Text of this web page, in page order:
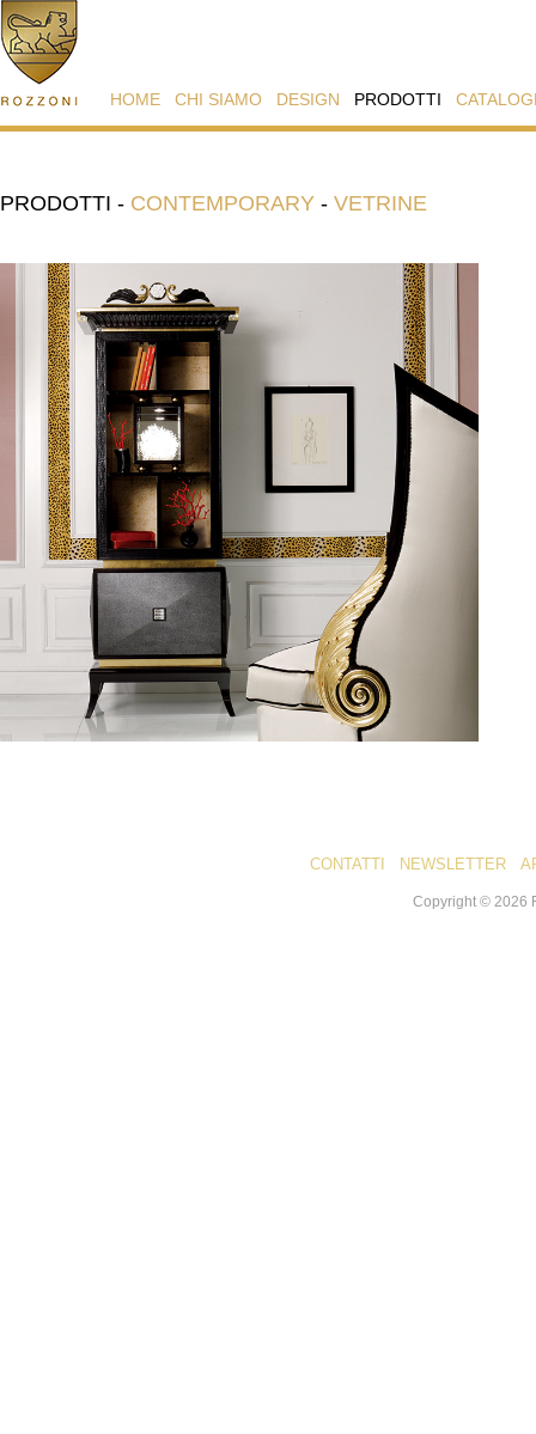
HOME CHI SIAMO DESIGN PRODOTTI
PRODOTTI - CONTEMPORARY - VETRINE
CONTATTI NEWSLETTER
Copyright © 2026